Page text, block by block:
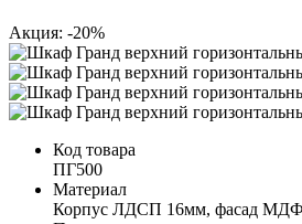
Акция: -20%
Код товара
ПГ500
Материал
Корпус ЛДСП 16мм, фасад